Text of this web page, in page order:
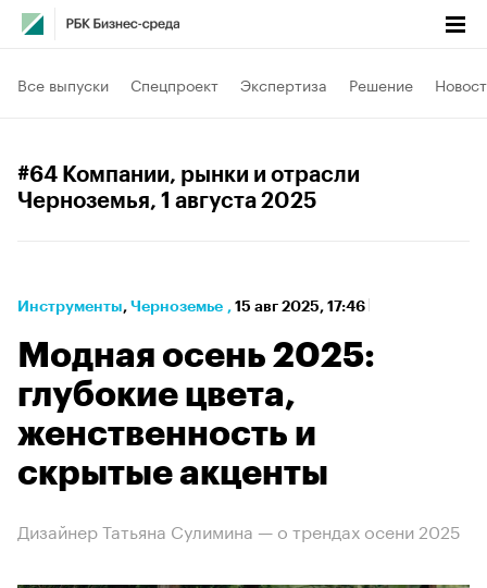
Все выпуски Спецпроект Экспертиза Решение
#64 Компании, рынки и отрасли
Черноземья, 1 августа 2025
Инструменты⁠, Черноземье , 15 авг 2025, 17:46
Модная осень 2025:
глубокие цвета,
женственность и
скрытые акценты
Дизайнер Татьяна Сулимина — о трендах осени 2025